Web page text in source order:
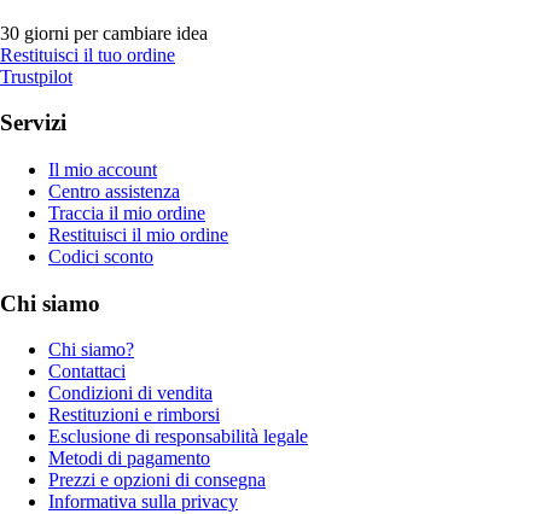
30 giorni per cambiare idea
Restituisci il tuo ordine
Trustpilot
Servizi
Il mio account
Centro assistenza
Traccia il mio ordine
Restituisci il mio ordine
Codici sconto
Chi siamo
Chi siamo?
Contattaci
Condizioni di vendita
Restituzioni e rimborsi
Esclusione di responsabilità legale
Metodi di pagamento
Prezzi e opzioni di consegna
Informativa sulla privacy